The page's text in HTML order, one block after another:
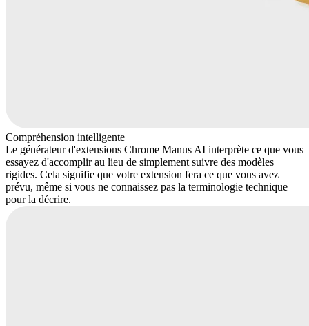
Compréhension intelligente
Le générateur d'extensions Chrome Manus AI interprète ce que vous
essayez d'accomplir au lieu de simplement suivre des modèles
rigides. Cela signifie que votre extension fera ce que vous avez
prévu, même si vous ne connaissez pas la terminologie technique
pour la décrire.